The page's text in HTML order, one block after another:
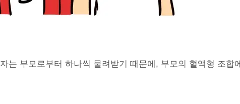
는 부모로부터 하나씩 물려받기 때문에, 부모의 혈액형 조합